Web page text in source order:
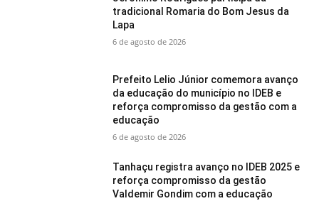
tradicional Romaria do Bom Jesus da
Lapa
6 de agosto de 2026
Prefeito Lelio Júnior comemora avanço
da educação do município no IDEB e
reforça compromisso da gestão com a
educação
6 de agosto de 2026
Tanhaçu registra avanço no IDEB 2025 e
reforça compromisso da gestão
Valdemir Gondim com a educação